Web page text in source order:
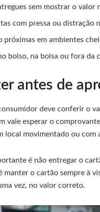
sem mostrar o valor
com pressa ou distração
próximas em ambientes
bolso, na bolsa ou fora da
antes de
deve conferir o
vale esperar o
local movimentado ou com
é não entregar o
manter o cartão sempre à
vez, no valor correto.